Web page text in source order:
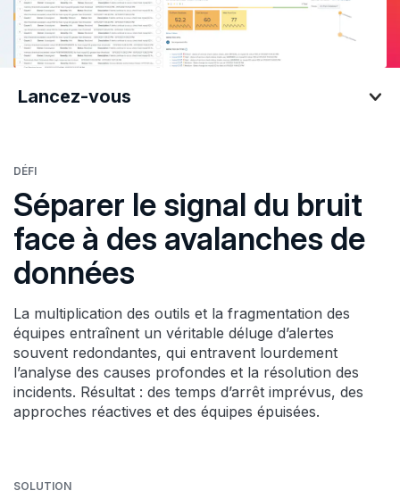
Lancez-vous
Lancez-vous
DÉFI
Séparer le signal du bruit
face à des avalanches de
données
La multiplication des outils et la fragmentation des
équipes entraînent un véritable déluge d’alertes
souvent redondantes, qui entravent lourdement
l’analyse des causes profondes et la résolution des
incidents. Résultat : des temps d’arrêt imprévus, des
approches réactives et des équipes épuisées.
SOLUTION